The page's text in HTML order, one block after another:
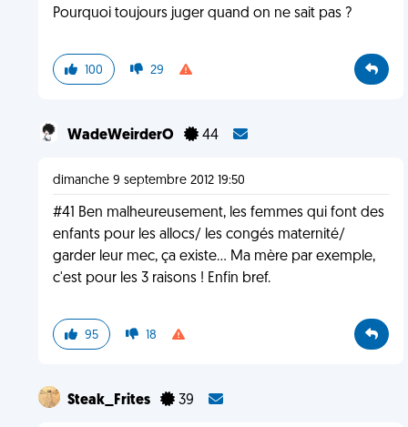
Pourquoi toujours juger quand on ne sait pas ?
100 29
WadeWeirderO 44
dimanche 9 septembre 2012 19:50
#41 Ben malheureusement, les femmes qui font des
enfants pour les allocs/ les congés maternité/
garder leur mec, ça existe... Ma mère par exemple,
c'est pour les 3 raisons ! Enfin bref.
95 18
Steak_Frites 39